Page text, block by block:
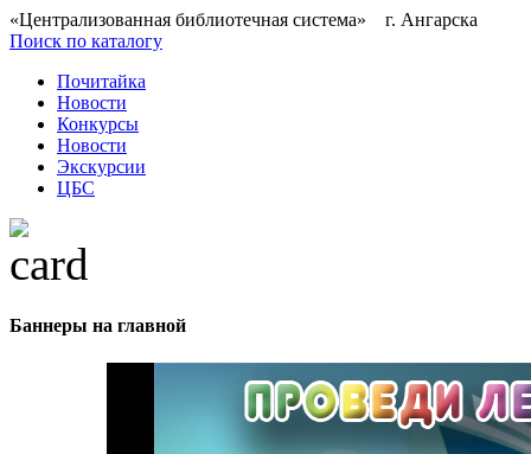
«Централизованная библиотечная система» г. Ангарска
Поиск по каталогу
Почитайка
Новости
Конкурсы
Новости
Экскурсии
ЦБС
Баннеры на главной